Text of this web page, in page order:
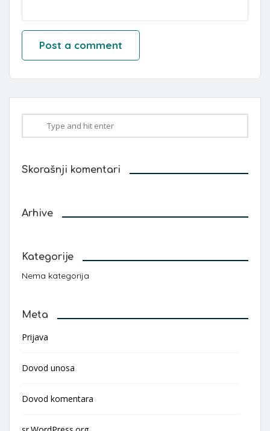
Skorašnji komentari
Arhive
Kategorije
Nema kategorija
Meta
Prijava
Dovod unosa
Dovod komentara